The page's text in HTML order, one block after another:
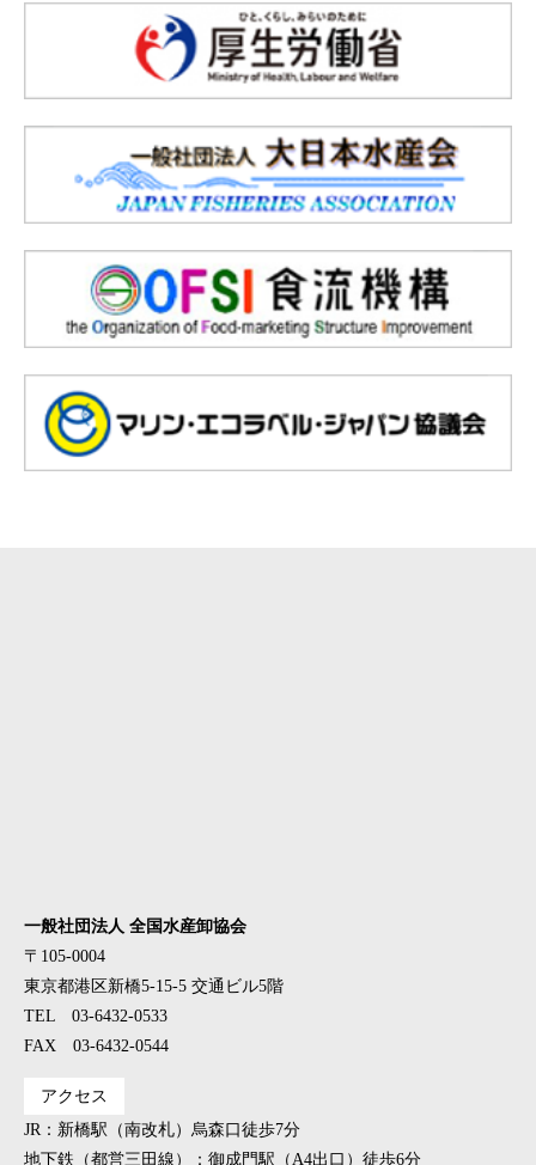
一般社団法人 全国水産卸協会
〒105-0004
東京都港区新橋5-15-5 交通ビル5階
TEL 03-6432-0533
FAX 03-6432-0544
アクセス
JR：新橋駅（南改札）烏森口徒歩7分
地下鉄（都営三田線）：御成門駅（A4出口）徒歩6分